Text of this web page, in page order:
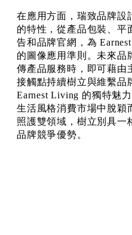
在應用方面，瑞致品牌設
的特性，從產品包裝、平
告和品牌官網，為
的圖像應用準則。未來品
傳產品服務時，即可藉由
接觸點持續樹立與維繫品
Earnest Living 的獨特魅
生活風格消費市場中脫穎
照護雙領域，樹立別具一
品牌競爭優勢。